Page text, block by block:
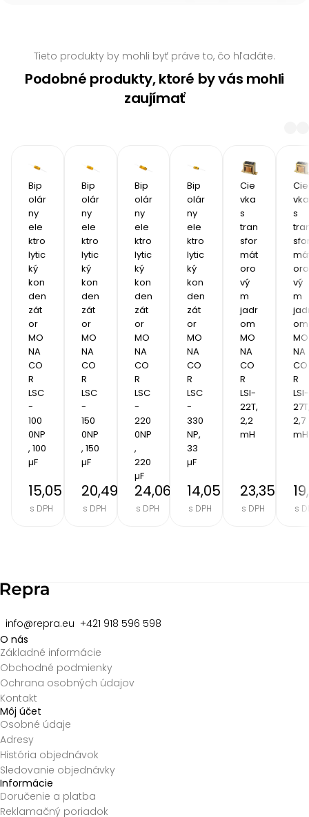
Tieto produkty by mohli byť práve to, čo hľadáte.
Podobné produkty, ktoré by vás mohli
zaujímať
Bip
olár
ny
ele
ktro
lytic
ký
kon
den
zát
or
MO
NA
CO
R
LSC
-
100
0NP
, 100
µF
15,05 €
s DPH
Bip
olár
ny
ele
ktro
lytic
ký
kon
den
zát
or
MO
NA
CO
R
LSC
-
150
0NP
, 150
µF
20,49 €
s DPH
Bip
olár
ny
ele
ktro
lytic
ký
kon
den
zát
or
MO
NA
CO
R
LSC
-
220
0NP
,
220
µF
24,06 €
s DPH
Bip
olár
ny
ele
ktro
lytic
ký
kon
den
zát
or
MO
NA
CO
R
LSC
-
330
NP,
33
µF
14,05 €
s DPH
Cie
vka
s
tran
sfor
mát
oro
vý
m
jadr
om
MO
NA
CO
R
LSI-
22T,
2,2
mH
23,35 €
s DPH
Cie
vka
s
oro
vý
m
om
MO
NA
CO
R
LSI-
2,7
mH
s
info@repra.eu +421 918 596 598
O nás
Základné informácie
Obchodné podmienky
Ochrana osobných údajov
Kontakt
Môj účet
Osobné údaje
Adresy
História objednávok
Sledovanie objednávky
Informácie
Doručenie a platba
Reklamačný poriadok